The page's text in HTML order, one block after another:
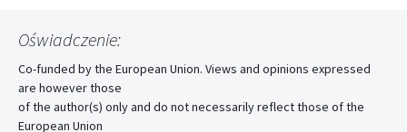
Oświadczenie:
Co-funded by the European Union. Views and opinions expressed
are however those
of the author(s) only and do not necessarily reflect those of the
European Union